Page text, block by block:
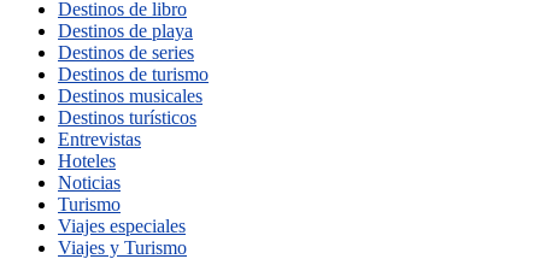
Destinos de libro
Destinos de playa
Destinos de series
Destinos de turismo
Destinos musicales
Destinos turísticos
Entrevistas
Hoteles
Noticias
Turismo
Viajes especiales
Viajes y Turismo